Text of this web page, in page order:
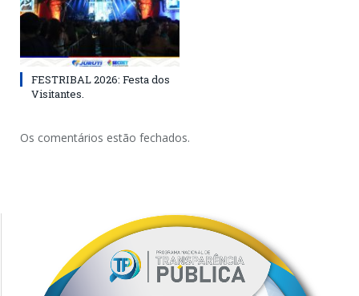
FESTRIBAL 2026: Festa dos
Visitantes.
Os comentários estão fechados.